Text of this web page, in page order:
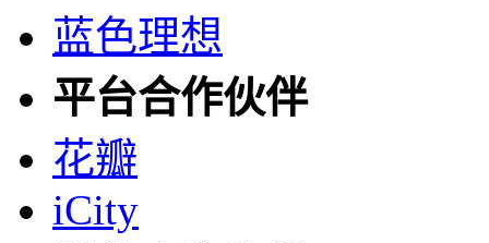
蓝色理想
平台合作伙伴
花瓣
iCity